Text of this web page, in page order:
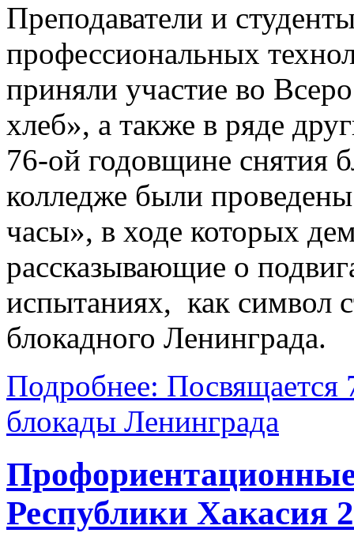
Преподаватели и
профессиональных
приняли участие во
хлеб», а также в ряде
76-ой годовщине снятия
колледже были
часы», в ходе которых
рассказывающие о
испытаниях, как символ
блокадного Ленинграда.
Подробнее: Посвящается
блокады Ленинграда
Республики Хакасия